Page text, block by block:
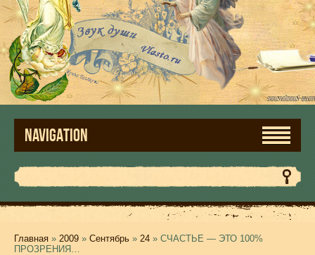
NAVIGATION
Главная » 2009 » Сентябрь » 24 » СЧАСТЬЕ — ЭТО 100%
ПРОЗРЕНИЯ…